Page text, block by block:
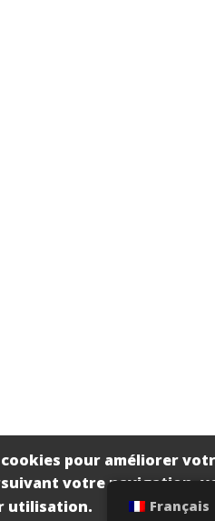
pour améliorer
votre navigation,
utilisation.
AccepterFrançais